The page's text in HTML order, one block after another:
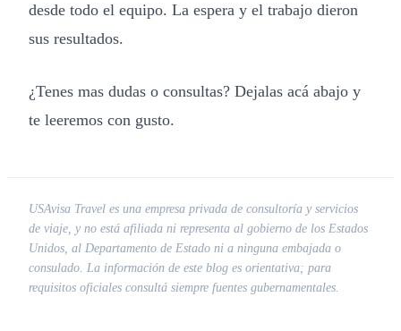
desde todo el equipo. La espera y el trabajo dieron
sus resultados.
¿Tenes mas dudas o consultas? Dejalas acá abajo y
te leeremos con gusto.
USAvisa Travel es una empresa privada de consultoría y servicios
de viaje, y no está afiliada ni representa al gobierno de los Estados
Unidos, al Departamento de Estado ni a ninguna embajada o
consulado. La información de este blog es orientativa; para
requisitos oficiales consultá siempre fuentes gubernamentales.